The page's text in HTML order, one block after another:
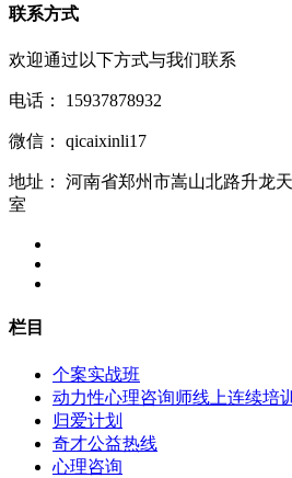
联系方式
欢迎通过以下方式与我们联系
电话： 15937878932
微信： qicaixinli17
地址：
河南省郑州市嵩山北路升龙
室
栏目
个案实战班
动力性心理咨询师线上连续培训
归爱计划
奇才公益热线
心理咨询